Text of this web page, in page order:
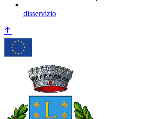
disservizio